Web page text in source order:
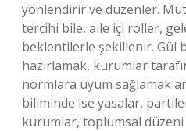
yönlendirir ve düzenler.
tercihi bile, aile içi roller,
beklentilerle şekillenir. Gül
hazırlamak, kurumlar
normlara uyum sağlamak
biliminde ise yasalar,
kurumlar, toplumsal